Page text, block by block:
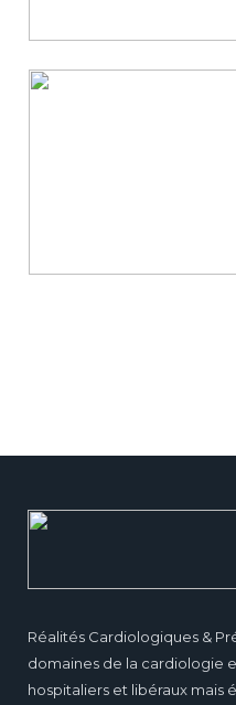
Réalités Cardiologiques &
domaines de la cardiologie
hospitaliers et libéraux mais